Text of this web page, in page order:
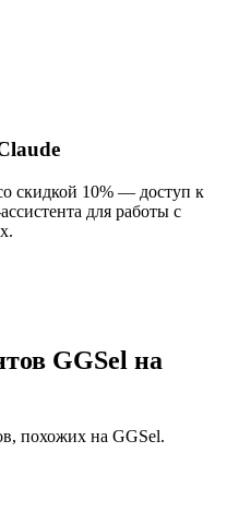
скидкой 10% — доступ к
для работы с
GGSel на
похожих на GGSel.